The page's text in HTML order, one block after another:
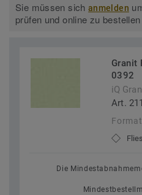
Sie müssen sichanmelden
prüfen und online zu
Granit
0392
iQ
Art.
Format
Die